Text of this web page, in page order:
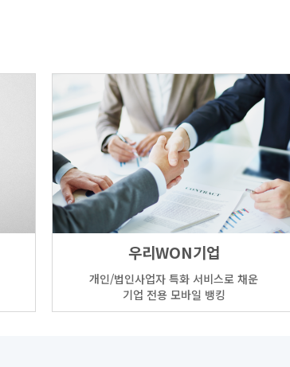
우리WON기업
개인/법인사업자 특화 서비스로 채운
기업 전용 모바일 뱅킹